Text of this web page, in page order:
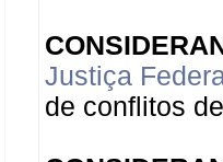
Justiça
de conflitos